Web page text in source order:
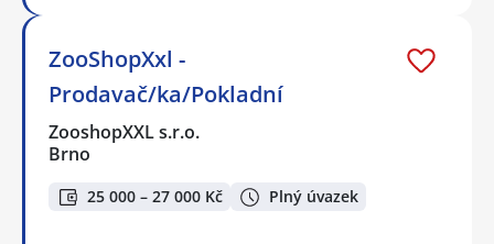
ZooShopXxl -
Prodavač/ka/Pokladní
ZooshopXXL s.r.o.
Brno
25 000 – 27 000 Kč Plný úvazek